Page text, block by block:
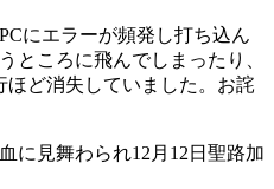
エラーが頻発し打ち込ん
ところに飛んでしまったり、
ど消失していました。お詫
に見舞わられ12月12日聖路加